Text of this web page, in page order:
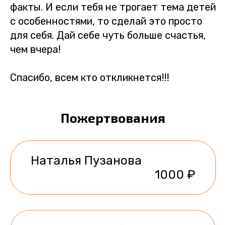
факты. И если тебя не трогает тема детей
с особенностями, то сделай это просто
для себя. Дай себе чуть больше счастья,
чем вчера!
Спасибо, всем кто откликнется!!!
Пожертвования
Наталья Пузанова
1000 ₽